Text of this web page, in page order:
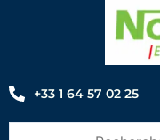
+33 1 64 57 02 25